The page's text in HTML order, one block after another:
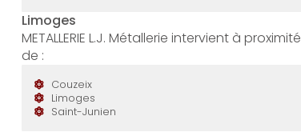
Limoges
METALLERIE L.J. Métallerie intervient à proximité
de :
Couzeix
Limoges
Saint-Junien